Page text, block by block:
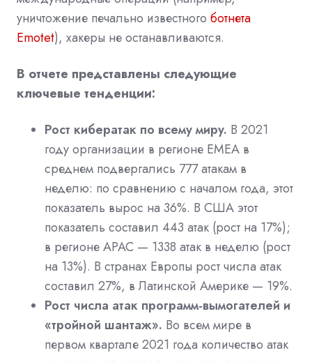
уничтожение печально известного ботнета
Emotet), хакеры не останавливаются.
В отчете представлены следующие
ключевые тенденции:
Рост кибератак по всему миру. В 2021
году организации в регионе EMEA в
среднем подвергались 777 атакам в
неделю: по сравнению с началом года, этот
показатель вырос на 36%. В США этот
показатель составил 443 атак (рост на 17%);
в регионе APAC — 1338 атак в неделю (рост
на 13%). В странах Европы рост числа атак
составил 27%, в Латинской Америке — 19%.
Рост числа атак программ-вымогателей и
«тройной шантаж». Во всем мире в
первом квартале 2021 года количество атак